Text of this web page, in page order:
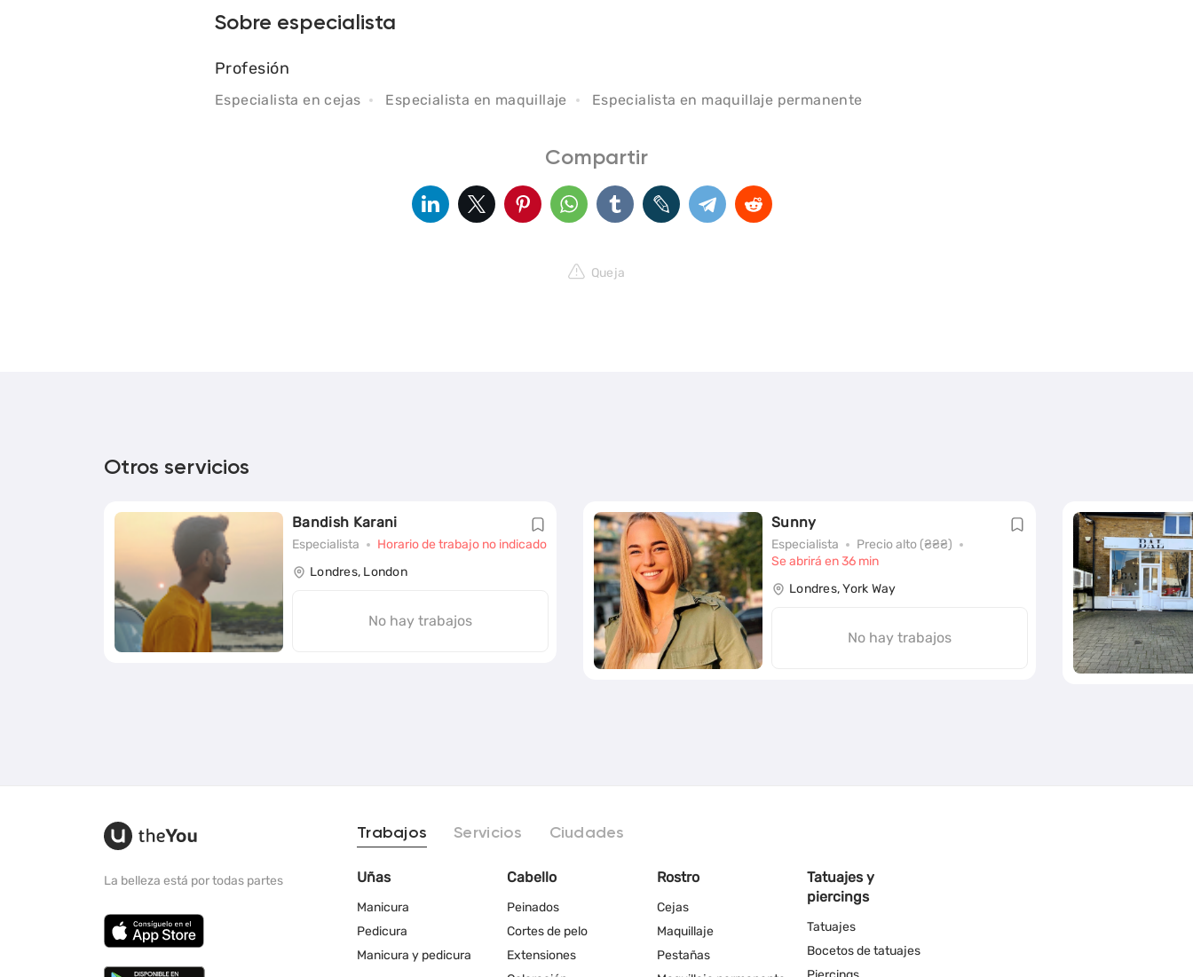
Sobre especialista
Profesión
Especialista en cejas Especialista en maquillaje Especialista en maquillaje permanente
Compartir
Queja
Otros servicios
Bandish Karani
Especialista
Horario de trabajo no indicado
Londres, London
No hay trabajos
Sunny
Especialista
Precio alto (₴₴₴)
Se abrirá en 36 min
Londres, York Way
No hay trabajos
La belleza está por todas partes
Trabajos Servicios Ciudades
Uñas
Manicura
Pedicura
Manicura y pedicura
Cabello
Peinados
Cortes de pelo
Extensiones
Rostro
Cejas
Maquillaje
Pestañas
Tatuajes y
piercings
Tatuajes
Bocetos de tatuajes